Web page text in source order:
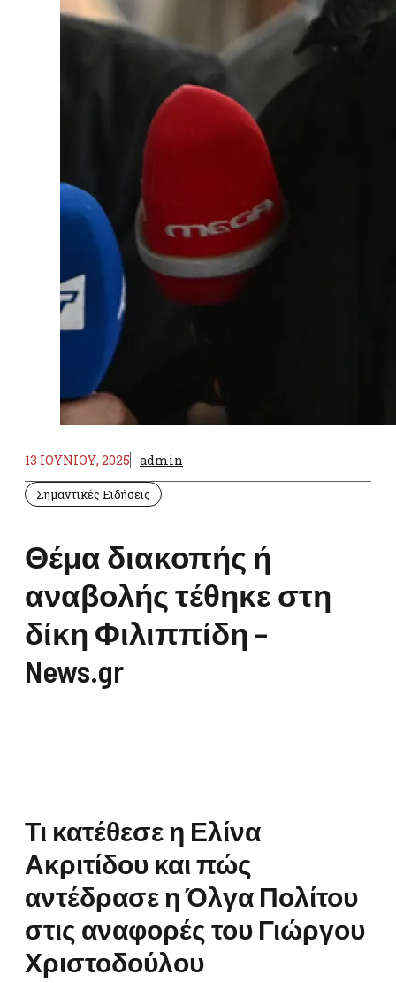
13 ΙΟΥΝΊΟΥ, 2025 admin
Σημαντικές Ειδήσεις
Θέμα διακοπής ή
αναβολής τέθηκε στη
δίκη Φιλιππίδη –
News.gr
Τι κατέθεσε η Ελίνα
Ακριτίδου και πώς
αντέδρασε η Όλγα Πολίτου
στις αναφορές του Γιώργου
Χριστοδούλου